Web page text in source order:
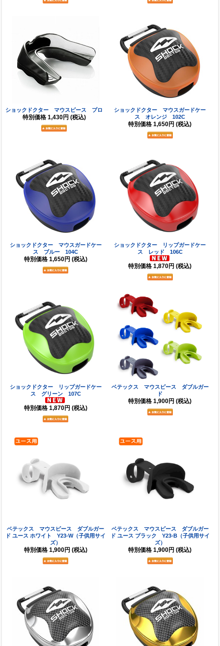
ショックドクター マウスピース プロ
特別価格 1,430円 (税込)
ショックドクター マウスガードケー
ス オレンジ 102C
特別価格 1,650円 (税込)
ショックドクター マウスガードケー
ス ブルー 104C
特別価格 1,650円 (税込)
ショックドクター リップガードケー
ス レッド 106C
特別価格 1,870円 (税込)
ショックドクター リップガードケー
ス グリーン 107C
特別価格 1,870円 (税込)
ベテックス マウスピース ダブルガー
ド
特別価格 1,900円 (税込)
ベテックス マウスピース ダブルガー
ド ユース ホワイト Y23-W（子供用サイ
ズ）
特別価格 1,900円 (税込)
ベテックス マウスピース ダブルガー
ド ユース ブラック Y23-B（子供用サイ
ズ）
特別価格 1,900円 (税込)